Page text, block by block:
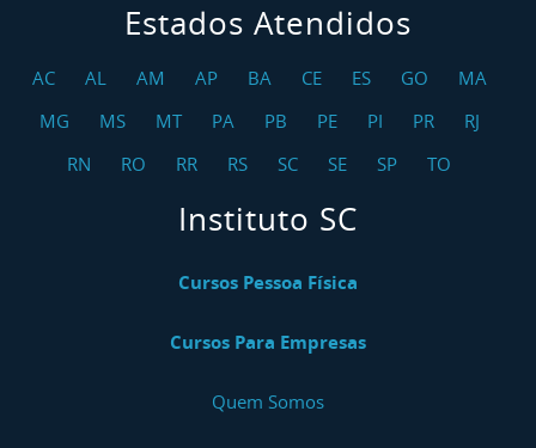
Estados Atendidos
AC AL AM AP BA CE ES GO
MA
MG
MS MT PA PB PE PI PR
RJ
RN
RO RR RS SC SE SP TO
Instituto SC
Cursos Pessoa Física
Cursos Para Empresas
Quem Somos